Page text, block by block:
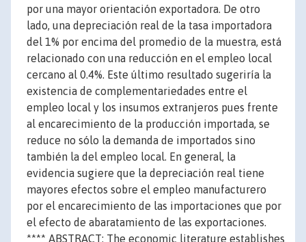
por una mayor orientación exportadora. De otro
lado, una depreciación real de la tasa importadora
del 1% por encima del promedio de la muestra, está
relacionado con una reducción en el empleo local
cercano al 0.4%. Este último resultado sugeriría la
existencia de complementariedades entre el
empleo local y los insumos extranjeros pues frente
al encarecimiento de la producción importada, se
reduce no sólo la demanda de importados sino
también la del empleo local. En general, la
evidencia sugiere que la depreciación real tiene
mayores efectos sobre el empleo manufacturero
por el encarecimiento de las importaciones que por
el efecto de abaratamiento de las exportaciones.
**** ABSTRACT: The economic literature establishes